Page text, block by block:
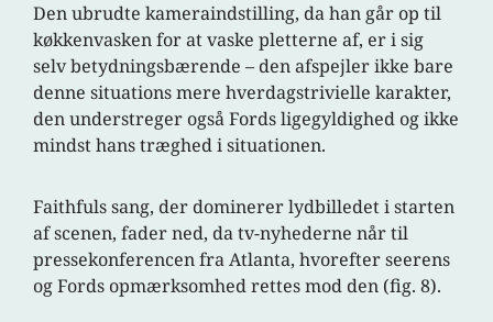
Den ubrudte kameraindstilling, da han går op til
køkkenvasken for at vaske pletterne af, er i sig
selv betydningsbærende – den afspejler ikke bare
denne situations mere hverdagstrivielle karakter,
den understreger også Fords ligegyldighed og ikke
mindst hans træghed i situationen.
Faithfuls sang, der dominerer lydbilledet i starten
af scenen, fader ned, da tv-nyhederne når til
pressekonferencen fra Atlanta, hvorefter seerens
og Fords opmærksomhed rettes mod den (fig. 8).